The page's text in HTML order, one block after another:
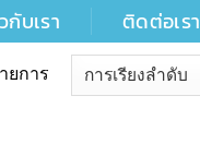
กับเรา ติดต่อเรา
ยการ